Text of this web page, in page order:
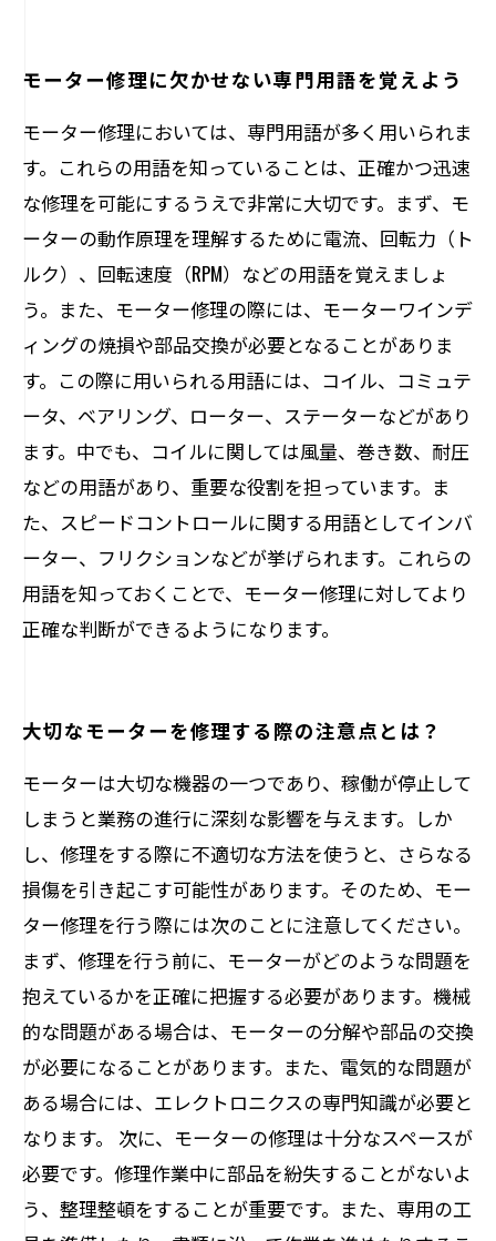
モーター修理に欠かせない専門用語を覚えよう
モーター修理においては、専門用語が多く用いられま
す。これらの用語を知っていることは、正確かつ迅速
な修理を可能にするうえで非常に大切です。まず、モ
ーターの動作原理を理解するために電流、回転力（ト
ルク）、回転速度（RPM）などの用語を覚えましょ
う。また、モーター修理の際には、モーターワインデ
ィングの焼損や部品交換が必要となることがありま
す。この際に用いられる用語には、コイル、コミュテ
ータ、ベアリング、ローター、ステーターなどがあり
ます。中でも、コイルに関しては風量、巻き数、耐圧
などの用語があり、重要な役割を担っています。ま
た、スピードコントロールに関する用語としてインバ
ーター、フリクションなどが挙げられます。これらの
用語を知っておくことで、モーター修理に対してより
正確な判断ができるようになります。
大切なモーターを修理する際の注意点とは？
モーターは大切な機器の一つであり、稼働が停止して
しまうと業務の進行に深刻な影響を与えます。しか
し、修理をする際に不適切な方法を使うと、さらなる
損傷を引き起こす可能性があります。そのため、モー
ター修理を行う際には次のことに注意してください。
まず、修理を行う前に、モーターがどのような問題を
抱えているかを正確に把握する必要があります。機械
的な問題がある場合は、モーターの分解や部品の交換
が必要になることがあります。また、電気的な問題が
ある場合には、エレクトロニクスの専門知識が必要と
なります。 次に、モーターの修理は十分なスペースが
必要です。修理作業中に部品を紛失することがないよ
う、整理整頓をすることが重要です。また、専用の工